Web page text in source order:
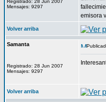
Registrado: 28 Jun 2007
Mensajes: 9297
emisora
Volver arriba
Samanta
Registrado: 28 Jun 2007
Mensajes: 9297
Volver arriba